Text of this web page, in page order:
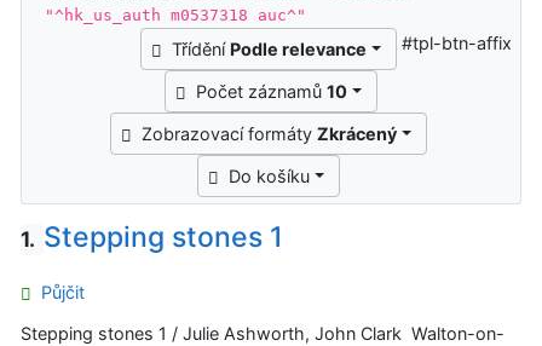
"^hk_us_auth m0537318 auc^"
Třídění Podle relevance
Počet záznamů 10
Zobrazovací formáty Zkrácený
Do košíku
#tpl-btn-affix
1. Stepping stones 1
Půjčit
Stepping stones 1 / Julie Ashworth, John Clark Walton-on-